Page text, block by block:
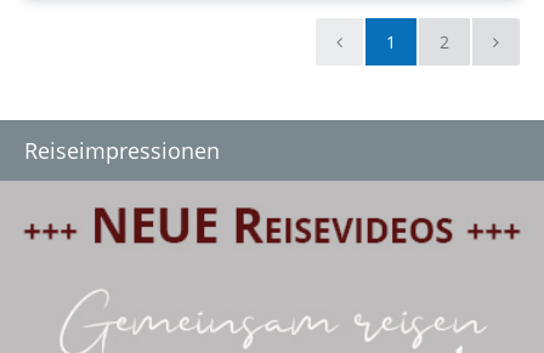
1 2
Reiseimpressionen